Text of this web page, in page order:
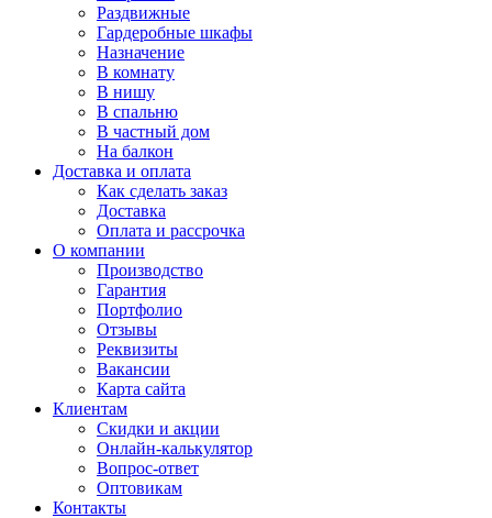
Раздвижные
Гардеробные шкафы
Назначение
В комнату
В нишу
В спальню
В частный дом
На балкон
Доставка и оплата
Как сделать заказ
Доставка
Оплата и рассрочка
О компании
Производство
Гарантия
Портфолио
Отзывы
Реквизиты
Вакансии
Карта сайта
Клиентам
Скидки и акции
Онлайн-калькулятор
Вопрос-ответ
Оптовикам
Контакты